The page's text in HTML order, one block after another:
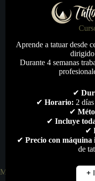
Mochila con departamentos
Aprende a tatuar desde
dirigido
Durante 4 semanas
✔
✔ Horario: 2
✔
✔ Incluye
✔
✔ Precio con máquina
de
+